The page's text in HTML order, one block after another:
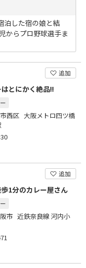
泊した宿の娘と結
からプロ野球選手ま
追加
とにかく絶品!!
西区 大阪メトロ四ツ橋
追加
1分のカレー屋さん
市 近鉄奈良線 河内小